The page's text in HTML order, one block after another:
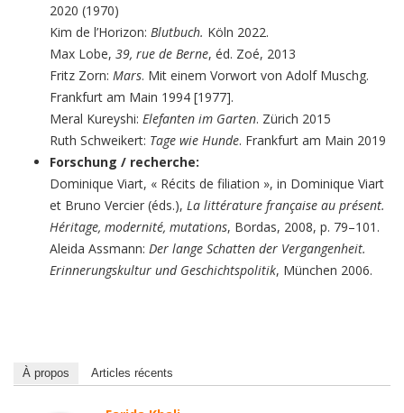
2020 (1970)
Kim de l’Horizon: Blutbuch. Köln 2022.
Max Lobe, 39, rue de Berne, éd. Zoé, 2013
Fritz Zorn: Mars. Mit einem Vorwort von Adolf Muschg.
Frankfurt am Main 1994 [1977].
Meral Kureyshi: Elefanten im Garten. Zürich 2015
Ruth Schweikert: Tage wie Hunde. Frankfurt am Main 2019
Forschung / recherche:
Dominique Viart, « Récits de filiation », in Dominique Viart
et Bruno Vercier (éds.), La littérature française au présent.
Héritage, modernité, mutations, Bordas, 2008, p. 79–101.
Aleida Assmann: Der lange Schatten der Vergangenheit.
Erinnerungskultur und Geschichtspolitik, München 2006.
À propos Articles récents